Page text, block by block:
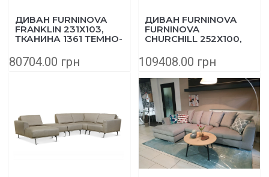
ДИВАН FURNINOVA
FRANKLIN 231Х103,
ТКАНИНА 1361 ТЕМНО-
80704.00 грн
ДИВАН FURNINOVA
FURNINOVA
CHURCHILL 252Х100,
109408.00 грн